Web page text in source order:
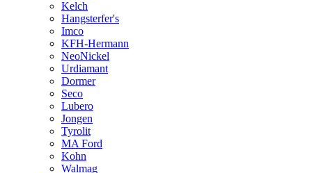
Kelch
Hangsterfer's
Imco
KFH-Hermann
NeoNickel
Urdiamant
Dormer
Seco
Lubero
Jongen
Tyrolit
MA Ford
Kohn
Walmag